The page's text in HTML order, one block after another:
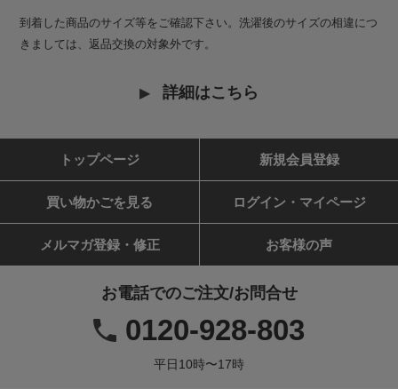
到着した商品のサイズ等をご確認下さい。洗濯後のサイズの相違につ
きましては、返品交換の対象外です。
詳細はこちら
トップページ 新規会員登録
買い物かごを見る ログイン・マイページ
メルマガ登録・修正 お客様の声
お電話でのご注文/お問合せ
0120-928-803
平日10時〜17時